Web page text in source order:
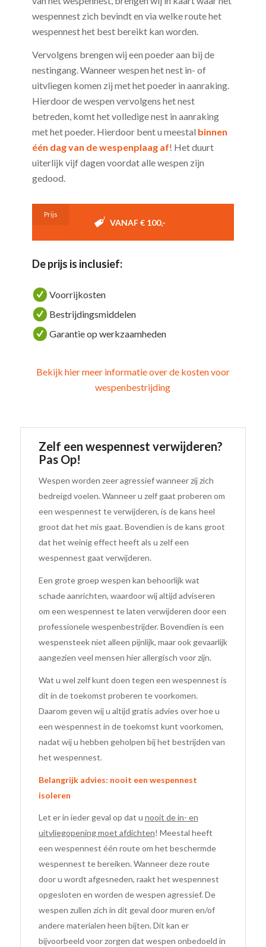
wespennest zich bevindt en via welke route het
wespennest het best bereikt kan worden.
Vervolgens brengen wij een poeder aan bij de
nestingang. Wanneer wespen het nest in- of
uitvliegen komen zij met het poeder in aanraking.
Hierdoor de wespen vervolgens het nest
betreden, komt het volledige nest in aanraking
met het poeder. Hierdoor bent u meestal binnen
één dag van de wespenplaag af! Het duurt
uiterlijk vijf dagen voordat alle wespen zijn
gedood.
Prijs
VANAF € 100,-
De prijs is inclusief:
Voorrijkosten
Bestrijdingsmiddelen
Garantie op werkzaamheden
Bekijk hier meer informatie over de kosten voor
wespenbestrijding
Zelf een wespennest verwijderen?
Pas Op!
Wespen worden zeer agressief wanneer zij zich
bedreigd voelen. Wanneer u zelf gaat proberen om
een wespennest te verwijderen, is de kans heel
groot dat het mis gaat. Bovendien is de kans groot
dat het weinig effect heeft als u zelf een
wespennest gaat verwijderen.
Een grote groep wespen kan behoorlijk wat
schade aanrichten, waardoor wij altijd adviseren
om een wespennest te laten verwijderen door een
professionele wespenbestrijder. Bovendien is een
wespensteek niet alleen pijnlijk, maar ook gevaarlijk
aangezien veel mensen hier allergisch voor zijn.
Wat u wel zelf kunt doen tegen een wespennest is
dit in de toekomst proberen te voorkomen.
Daarom geven wij u altijd gratis advies over hoe u
een wespennest in de toekomst kunt voorkomen,
nadat wij u hebben geholpen bij het bestrijden van
het wespennest.
Belangrijk advies: nooit een wespennest
isoleren
Let er in ieder geval op dat u nooit de in- en
uitvliegopening moet afdichten! Meestal heeft
een wespennest één route om het beschermde
wespennest te bereiken. Wanneer deze route
door u wordt afgesneden, raakt het wespennest
opgesloten en worden de wespen agressief. De
wespen zullen zich in dit geval door muren en/of
andere materialen heen bijten. Dit kan er
bijvoorbeeld voor zorgen dat wespen onbedoeld in